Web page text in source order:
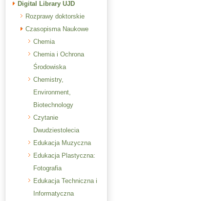
Digital Library UJD
Rozprawy doktorskie
Czasopisma Naukowe
Chemia
Chemia i Ochrona
Środowiska
Chemistry,
Environment,
Biotechnology
Czytanie
Dwudziestolecia
Edukacja Muzyczna
Edukacja Plastyczna:
Fotografia
Edukacja Techniczna i
Informatyczna